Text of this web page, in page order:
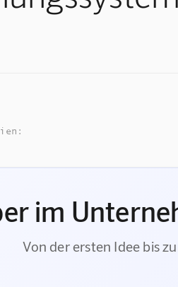
im
Von der ersten Idee bis